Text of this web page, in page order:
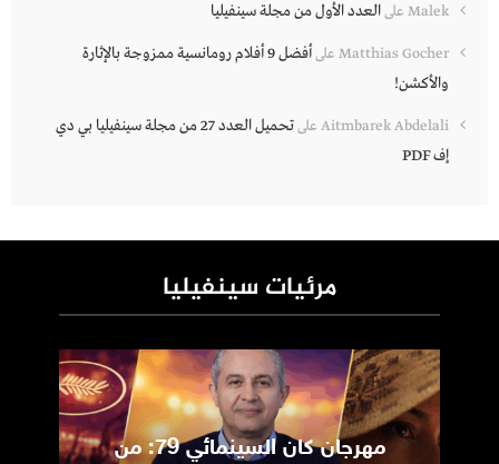
Malek علىالعدد الأول من مجلة سينفيليا
Matthias Gocher على
أفضل 9 أفلام رومانسية ممزوجة بالإثارة
والأكشن!
Aitmbarek Abdelali على
تحميل العدد 27 من مجلة سينفيليا بي دي
إف PDF
مرئيات سينفيليا
مهرجان كان السينمائي 79: من